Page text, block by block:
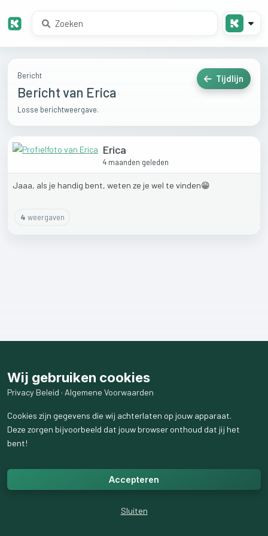
Bericht
Bericht van Erica
Losse berichtweergave.
Tijdlijn
Erica
4 maanden geleden
Jaaa, als je handig bent, weten ze je wel te vinden😁
4 weergaven
Wij gebruiken cookies
Privacy Beleid · Algemene Voorwaarden
Cookies zijn gegevens die wij achterlaten op jouw apparaat.
Deze zorgen bijvoorbeeld dat jouw browser onthoud dat jij het
bent!
Accepteren
Sluiten